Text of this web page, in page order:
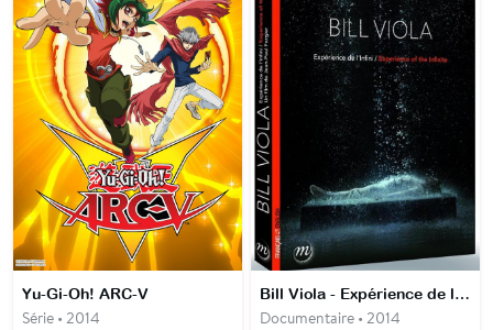
Yu-Gi-Oh! ARC-V
Série • 2014
Bill Viola - Expérience de l'infini
Documentaire • 2014